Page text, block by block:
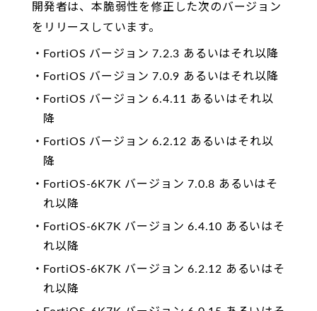
開発者は、本脆弱性を修正した次のバージョン
をリリースしています。
FortiOS バージョン 7.2.3 あるいはそれ以降
FortiOS バージョン 7.0.9 あるいはそれ以降
FortiOS バージョン 6.4.11 あるいはそれ以
降
FortiOS バージョン 6.2.12 あるいはそれ以
降
FortiOS-6K7K バージョン 7.0.8 あるいはそ
れ以降
FortiOS-6K7K バージョン 6.4.10 あるいはそ
れ以降
FortiOS-6K7K バージョン 6.2.12 あるいはそ
れ以降